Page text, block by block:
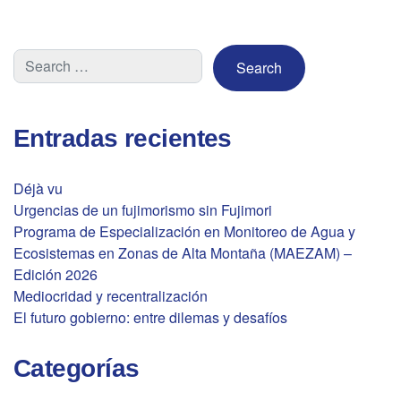
Entradas recientes
Déjà vu
Urgencias de un fujimorismo sin Fujimori
Programa de Especialización en Monitoreo de Agua y
Ecosistemas en Zonas de Alta Montaña (MAEZAM) –
Edición 2026
Mediocridad y recentralización
El futuro gobierno: entre dilemas y desafíos
Categorías